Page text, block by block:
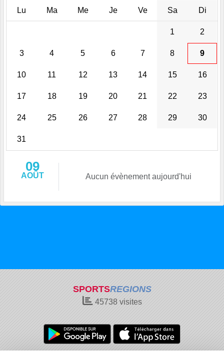
Lu Ma Me Je Ve Sa Di
1 2
3 4 5 6 7 8 9
10 11 12 13 14 15 16
17 18 19 20 21 22 23
24 25 26 27 28 29 30
31
09
AOÛT Aucun évènement aujourd'hui
SPORTSREGIONS
45738visites